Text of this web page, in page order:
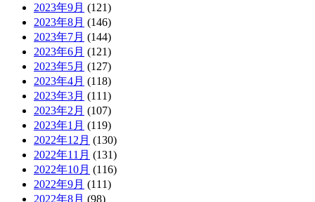
2023年9月 (121)
2023年8月 (146)
2023年7月 (144)
2023年6月 (121)
2023年5月 (127)
2023年4月 (118)
2023年3月 (111)
2023年2月 (107)
2023年1月 (119)
2022年12月 (130)
2022年11月 (131)
2022年10月 (116)
2022年9月 (111)
2022年8月 (98)